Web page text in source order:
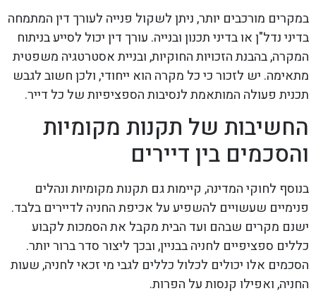
במקרים מורכבים יותר, ניתן לשקול פנייה לעורך דין המתמחה
בדיני נדל"ן או בדיני תכנון ובנייה. עורך דין יכול לסייע בניתוח
המקרה, בהבנת הזכויות החוקיות, ובניית אסטרטגיה משפטית
מתאימה. יש לזכור כי כל מקרה הוא ייחודי, ולכן חשוב לגבש
תכנית פעולה המותאמת לנסיבות הספציפיות של כל דייר.
החשיבות של תקנות מקומיות
והסכמים בין דיירים
בנוסף לחוקי המדינה, קיימות גם תקנות מקומיות ונהלים
פנימיים שעשויים להשפיע על אכיפת החניה לדיירים בלבד.
ישנם מקרים שבהם ועד הבית מקבל את הסמכות לקבוע
כללים ספציפיים לחניה בבניין, ובכך ליצור סדר ברור יותר.
הסכמים אלו יכולים לכלול כללים לגבי מי זכאי לחניה, שעות
החניה, ואפילו קנסות על הפרות.